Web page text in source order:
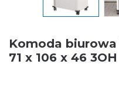
Komoda biurowa
71 x 106 x 46 3OH